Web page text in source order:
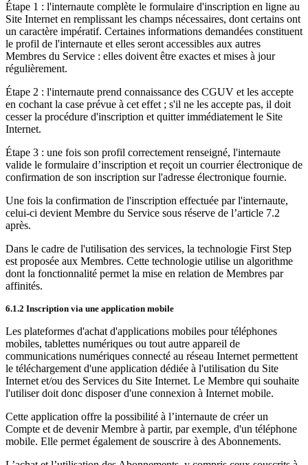
Étape 1 : l'internaute complète le formulaire d'inscription en ligne au
Site Internet en remplissant les champs nécessaires, dont certains ont
un caractère impératif. Certaines informations demandées constituent
le profil de l'internaute et elles seront accessibles aux autres
Membres du Service : elles doivent être exactes et mises à jour
régulièrement.
Étape 2 : l'internaute prend connaissance des CGUV et les accepte
en cochant la case prévue à cet effet ; s'il ne les accepte pas, il doit
cesser la procédure d'inscription et quitter immédiatement le Site
Internet.
Étape 3 : une fois son profil correctement renseigné, l'internaute
valide le formulaire d’inscription et reçoit un courrier électronique de
confirmation de son inscription sur l'adresse électronique fournie.
Une fois la confirmation de l'inscription effectuée par l'internaute,
celui-ci devient Membre du Service sous réserve de l’article 7.2
après.
Dans le cadre de l'utilisation des services, la technologie First Step
est proposée aux Membres. Cette technologie utilise un algorithme
dont la fonctionnalité permet la mise en relation de Membres par
affinités.
6.1.2 Inscription via une application mobile
Les plateformes d'achat d'applications mobiles pour téléphones
mobiles, tablettes numériques ou tout autre appareil de
communications numériques connecté au réseau Internet permettent
le téléchargement d'une application dédiée à l'utilisation du Site
Internet et/ou des Services du Site Internet. Le Membre qui souhaite
l'utiliser doit donc disposer d'une connexion à Internet mobile.
Cette application offre la possibilité à l’internaute de créer un
Compte et de devenir Membre à partir, par exemple, d'un téléphone
mobile. Elle permet également de souscrire à des Abonnements.